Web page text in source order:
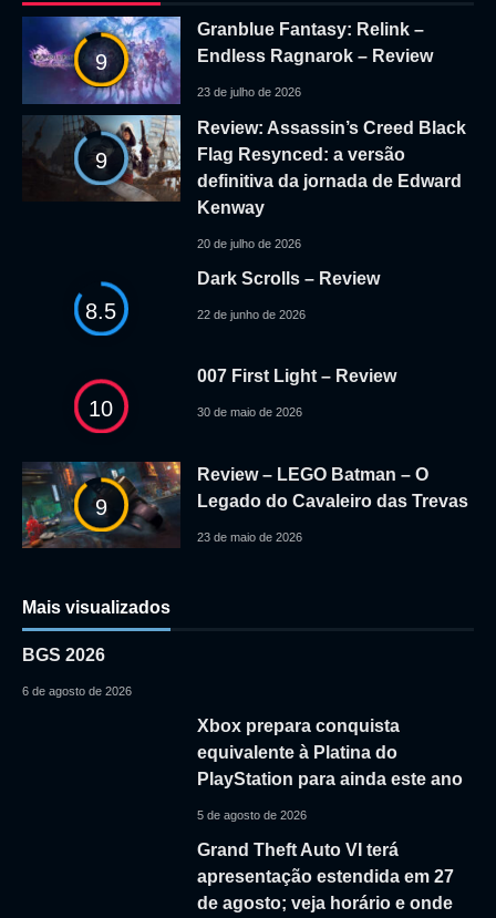
9
Granblue Fantasy: Relink –
Endless Ragnarok – Review
23 de julho de 2026
9
Review: Assassin’s Creed Black
Flag Resynced: a versão
definitiva da jornada de Edward
Kenway
20 de julho de 2026
8.5
Dark Scrolls – Review
22 de junho de 2026
10
007 First Light – Review
30 de maio de 2026
9
Review – LEGO Batman – O
Legado do Cavaleiro das Trevas
23 de maio de 2026
Mais visualizados
BGS 2026
6 de agosto de 2026
Xbox prepara conquista
equivalente à Platina do
PlayStation para ainda este ano
5 de agosto de 2026
Grand Theft Auto VI terá
apresentação estendida em 27
de agosto; veja horário e onde